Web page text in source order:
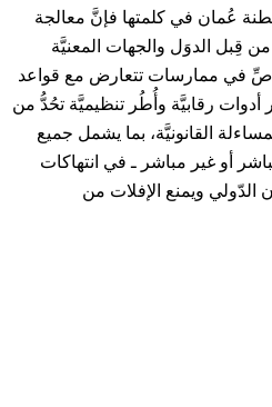
عُمان في كلمتها فإنَّ معالجة
من قِبل الدوَل والجهات المعنيَّة
في ممارسات تتعارض مع قواعد
أدوات رقابيَّة وأُطُر تنظيميَّة تحُدُّ من
القانونيَّة، بما يشمل جميع
أو غير مباشر ـ في انتهاكات
الدّولي ويمنع الإفلات من